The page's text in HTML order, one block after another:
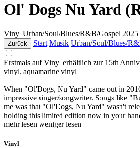
Ol' Dogs Nu Yard
Vinyl Urban/Soul/Blues/R&B/Gospel 2025
Zurück Start Musik Urban/Soul/Blues/
Erstmals auf Vinyl erhältlich zur 15th
vinyl, aquamarine vinyl
When "Ol'Dogs, Nu Yard" came out in
impressive singer/songwriter. Songs like
me was that "Ol'Dogs, Nu Yard" wasn't
holding this limited edition now in your
mehr lesen weniger lesen
Vinyl